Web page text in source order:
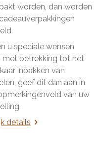
worden, dan worden
u speciale wensen
met betrekking tot het
inpakken van
geef dit dan aan in
van uw
details